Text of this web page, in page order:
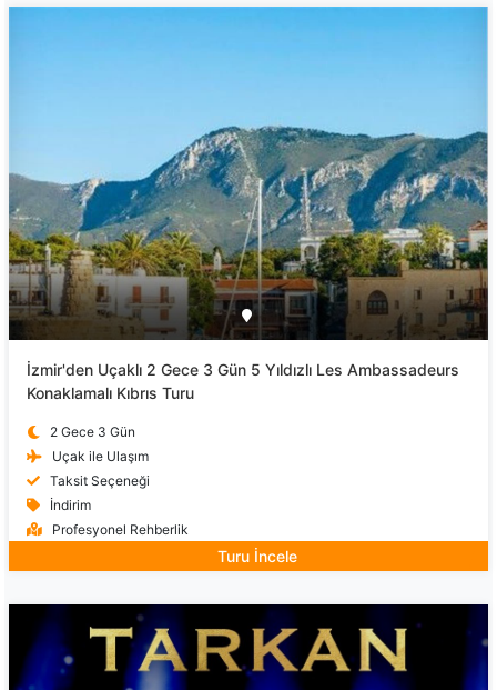
İzmir'den Uçaklı 2 Gece 3 Gün 5 Yıldızlı Les Ambassadeurs
Konaklamalı Kıbrıs Turu
2 Gece 3 Gün
Uçak ile Ulaşım
Taksit Seçeneği
İndirim
Profesyonel Rehberlik
Turu İncele